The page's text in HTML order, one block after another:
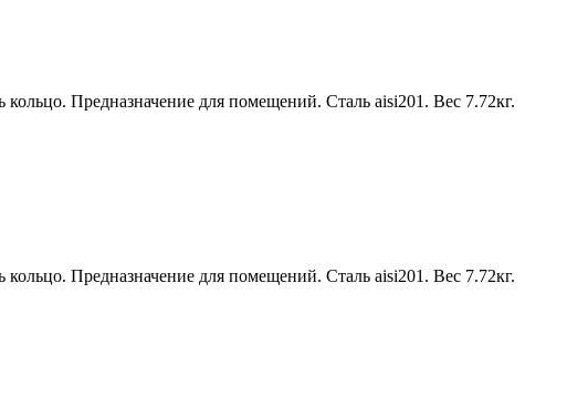
Предназначение для помещений. Сталь aisi201. Вес 7.72кг.
Предназначение для помещений. Сталь aisi201. Вес 7.72кг.